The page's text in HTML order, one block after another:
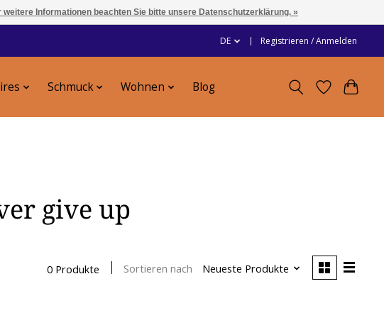
DE Registrieren / Anmelden
Schmuck Wohnen Blog
give up
0 Produkte Sortieren nach Neueste Produkte
weitere Informationen beachten Sie bitte unsere Datenschutzerklärung. »